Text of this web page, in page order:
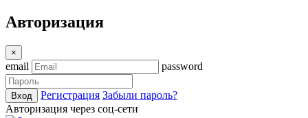
Авторизация
×
email password
Вход Регистрация Забыли пароль?
Авторизация через соц-сети